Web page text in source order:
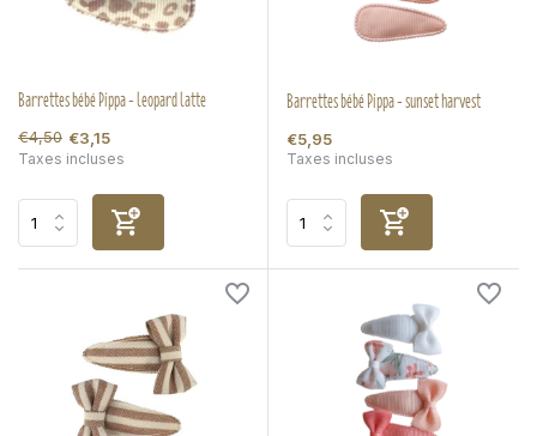
Barrettes bébé Pippa - leopard latte
€4,50 €3,15
Taxes incluses
Barrettes bébé Pippa - sunset harvest
€5,95
Taxes incluses